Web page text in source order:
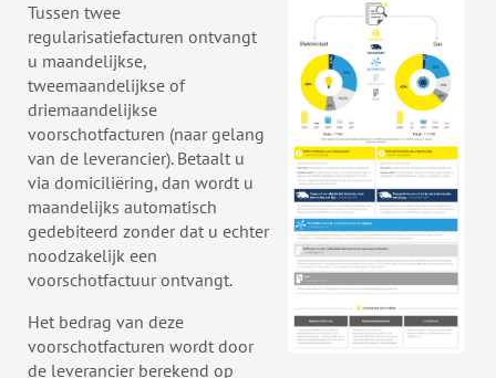
Tussen twee
regularisatiefacturen ontvangt
u maandelijkse,
tweemaandelijkse of
driemaandelijkse
voorschotfacturen (naar gelang
van de leverancier). Betaalt u
via domiciliëring, dan wordt u
maandelijks automatisch
gedebiteerd zonder dat u echter
noodzakelijk een
voorschotfactuur ontvangt.
Het bedrag van deze
voorschotfacturen wordt door
de leverancier berekend op